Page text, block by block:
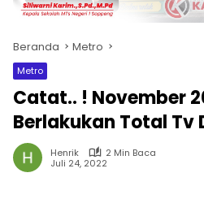
Beranda Metro
Metro
Catat.. ! November
Berlakukan Total Tv
Henrik
2 Min Baca
Juli 24, 2022